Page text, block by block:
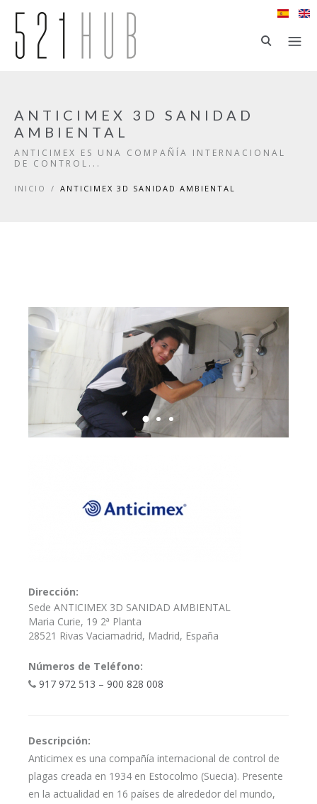
Ir al contenido principal
ANTICIMEX 3D SANIDAD
AMBIENTAL
ANTICIMEX ES UNA COMPAÑÍA INTERNACIONAL
DE CONTROL...
INICIO / ANTICIMEX 3D SANIDAD AMBIENTAL
Dirección:
Sede ANTICIMEX 3D SANIDAD AMBIENTAL
Maria Curie, 19 2ª Planta
28521 Rivas Vaciamadrid, Madrid, España
Números de Teléfono:
917 972 513 – 900 828 008
Descripción:
Anticimex es una compañía internacional de control de
plagas creada en 1934 en Estocolmo (Suecia). Presente
en la actualidad en 16 países de alrededor del mundo,